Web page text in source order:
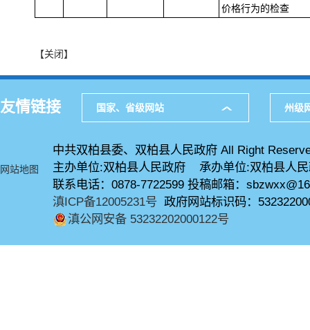
价格行为的检查
【关闭】
友情链接 国家、省级网站 州级
网站地图
中共双柏县委、双柏县人民政府 All Right
主办单位:双柏县人民政府 承办单位:双柏县人
联系电话：0878-7722599 投稿邮箱：
滇ICP备12005231号 政府网站标识码：
滇公网安备 53232202000122号